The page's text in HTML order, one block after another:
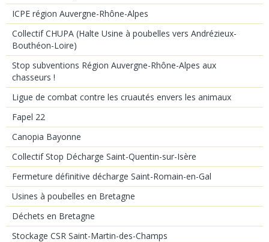
ICPE région Auvergne-Rhône-Alpes
Collectif CHUPA (Halte Usine à poubelles vers Andrézieux-
Bouthéon-Loire)
Stop subventions Région Auvergne-Rhône-Alpes aux
chasseurs !
Ligue de combat contre les cruautés envers les animaux
Fapel 22
Canopia Bayonne
Collectif Stop Décharge Saint-Quentin-sur-Isère
Fermeture définitive décharge Saint-Romain-en-Gal
Usines à poubelles en Bretagne
Déchets en Bretagne
Stockage CSR Saint-Martin-des-Champs